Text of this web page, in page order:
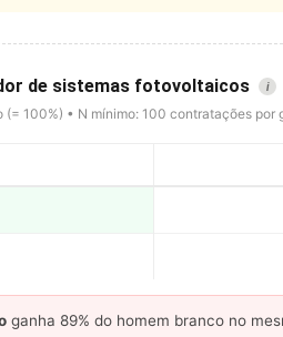
de sistemas fotovoltaicos i
100%) • N mínimo: 100 contratações por
ganha 89% do homem branco no